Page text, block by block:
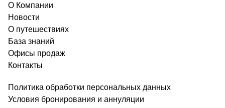
О Компании
Новости
О путешествиях
База знаний
Офисы продаж
Контакты
Политика обработки персональных данных
Условия бронирования и аннуляции